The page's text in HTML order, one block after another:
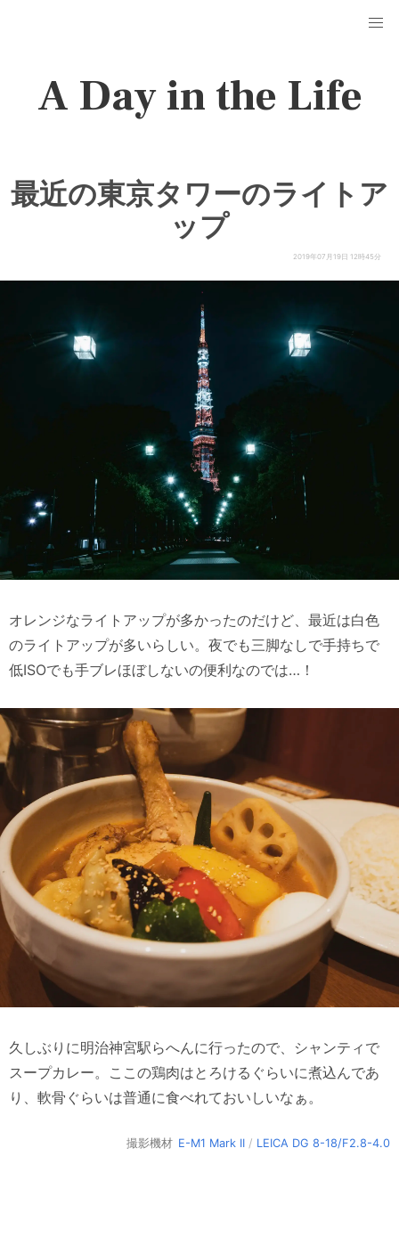
A Day in the Life
最近の東京タワーのライトア
ップ
2019年07月19日 12時45分
オレンジなライトアップが多かったのだけど、最近は白色
のライトアップが多いらしい。夜でも三脚なしで手持ちで
低ISOでも手ブレほぼしないの便利なのでは…！
久しぶりに明治神宮駅らへんに行ったので、シャンティで
スープカレー。ここの鶏肉はとろけるぐらいに煮込んであ
り、軟骨ぐらいは普通に食べれておいしいなぁ。
撮影機材 E-M1 Mark II / LEICA DG 8-18/F2.8-4.0